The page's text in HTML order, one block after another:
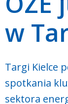
w
Targi Kielce
spotkania
sektora